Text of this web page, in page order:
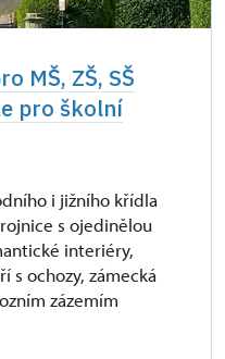
MŠ, ZŠ, SŠ
pro školní
i jižního křídla
s ojedinělou
interiéry,
s ochozy, zámecká
zázemím